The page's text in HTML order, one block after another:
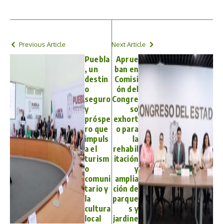
Previous Article
Puebla
, un
destin
o
seguro
y
próspe
ro que
impuls
a el
turism
o
comuni
tario y
la
cultura
local
Next Article
Aprue
ban en
Comisi
ón del
Congre
so
exhort
o para
la
rehabil
itación
y
amplia
ción de
parque
s y
jardine